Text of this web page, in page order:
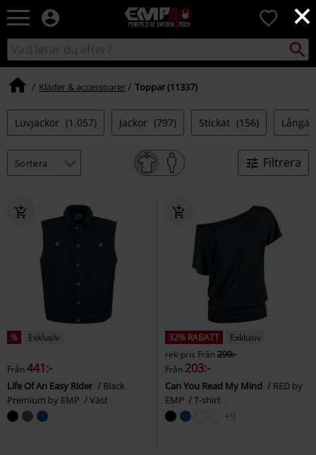
×
EMP
-
Musik,
TV
&
-
Alternativt
0
Sök
i
Sök
Kläder & accessoarer Toppar (11337)
Luvjackor (1.057) Jackor (797) Stickat (156)
Filtrera
% Exklusiv
Från441:-
Life Of An Easy Rider
Black
Premium by EMP
Väst
32% RABATT
Exklusiv
rek-pris Från299:-
Från 203:-
Can You Read My Mind
RED by
EMP
T-shirt
+9